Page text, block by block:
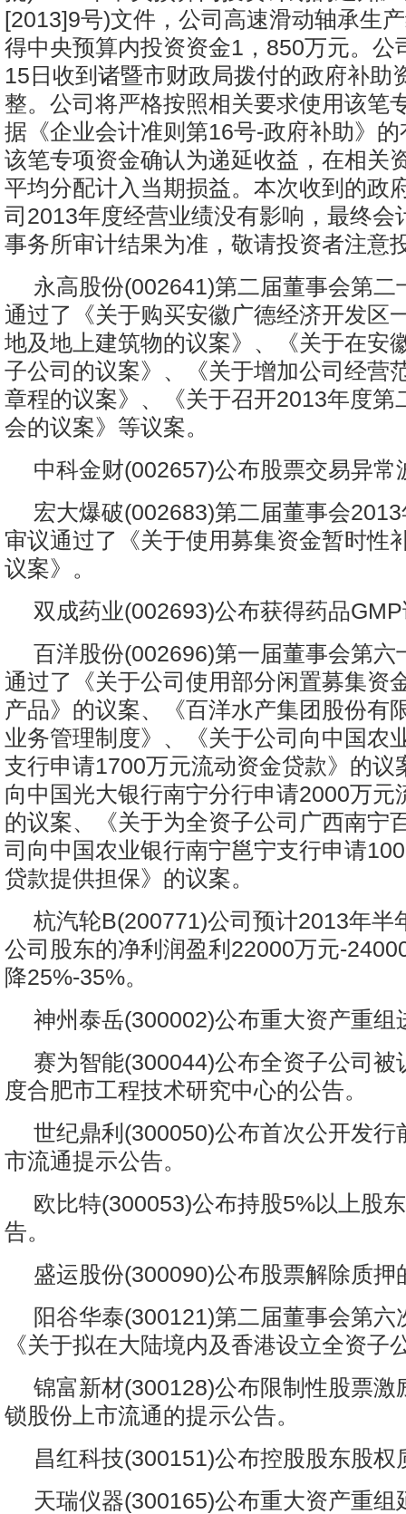
[2013]9号)文件，公司高速滑动轴承生
得中央预算内投资资金1，850万元。公
15日收到诸暨市财政局拨付的政府补助
整。公司将严格按照相关要求使用该笔
据《企业会计准则第16号-政府补助》
该笔专项资金确认为递延收益，在相关
平均分配计入当期损益。本次收到的政
司2013年度经营业绩没有影响，最终会
事务所审计结果为准，敬请投资者注意
永高股份(002641)第二届董事会第二
通过了《关于购买安徽广德经济开发区
地及地上建筑物的议案》、《关于在安
子公司的议案》、《关于增加公司经营
章程的议案》、《关于召开2013年度第
会的议案》等议案。
中科金财(002657)公布股票交易异常
宏大爆破(002683)第二届董事会
审议通过了《关于使用募集资金暂时性
议案》。
双成药业(002693)公布获得药品
百洋股份(002696)第一届董事会第六
通过了《关于公司使用部分闲置募集资
产品》的议案、《百洋水产集团股份有
业务管理制度》、《关于公司向中国农
支行申请1700万元流动资金贷款》的议
向中国光大银行南宁分行申请2000万元
的议案、《关于为全资子公司广西南宁
司向中国农业银行南宁邕宁支行申请
贷款提供担保》的议案。
杭汽轮B(200771)公司预计2013年半
公司股东的净利润盈利22000万元-
降25%-35%。
神州泰岳(300002)公布重大资产重组
赛为智能(300044)公布全资子公司被
度合肥市工程技术研究中心的公告。
世纪鼎利(300050)公布首次公开发行
市流通提示公告。
欧比特(300053)公布持股5%以上股
告。
盛运股份(300090)公布股票解除质押
阳谷华泰(300121)第二届董事会第六
《关于拟在大陆境内及香港设立全资子
锦富新材(300128)公布限制性股票激
锁股份上市流通的提示公告。
昌红科技(300151)公布控股股东股权
天瑞仪器(300165)公布重大资产重组